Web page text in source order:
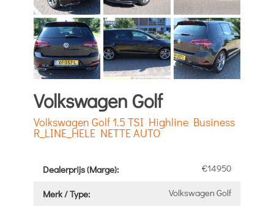
Volkswagen Golf
Volkswagen Golf 1.5 TSI Highline Business
R_LINE_HELE NETTE AUTO
Dealerprijs (Marge): €14950
Merk / Type: Volkswagen Golf